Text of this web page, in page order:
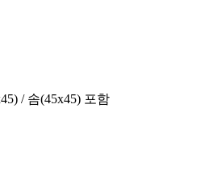
/ 솜(45x45) 포함